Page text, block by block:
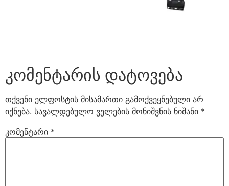
კომენტარის დატოვება
თქვენი ელფოსტის მისამართი გამოქვეყნებული არ
იქნება. სავალდებულო ველების მონიშვნის ნიშანი *
კომენტარი *